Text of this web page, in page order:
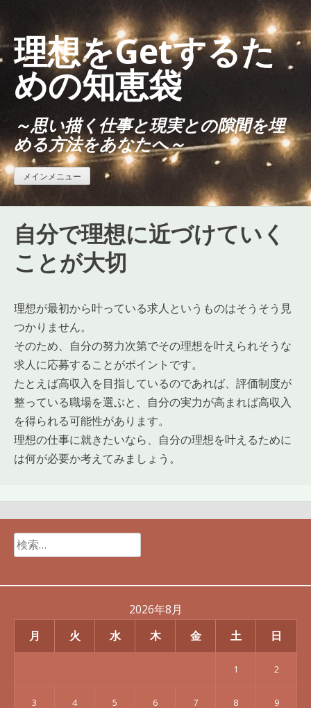
ン
テ
ン
キ
ッ
プ
理想をGetするた
めの知恵袋
～思い描く仕事と現実との隙間を埋
める方法をあなたへ～
メインメニュー
自分で理想に近づけていく
ことが大切
理想が最初から叶っている求人というものはそうそう見
つかりません。
そのため、自分の努力次第でその理想を叶えられそうな
求人に応募することがポイントです。
たとえば高収入を目指しているのであれば、評価制度が
整っている職場を選ぶと、自分の実力が高まれば高収入
を得られる可能性があります。
理想の仕事に就きたいなら、自分の理想を叶えるために
は何が必要か考えてみましょう。
検
索:
2026年8月
月
火 水 木 金 土 日
1 2
3 4 5 6 7 8 9